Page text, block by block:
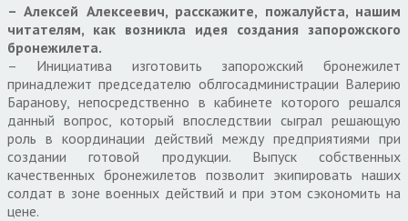
– Алексей Алексеевич, расскажите, пожалуйста, нашим
читателям, как возникла идея создания запорожского
бронежилета.
– Инициатива изготовить запорожский бронежилет
принадлежит председателю облгосадминистрации Валерию
Баранову, непосредственно в кабинете которого решался
данный вопрос, который впоследствии сыграл решающую
роль в координации действий между предприятиями при
создании готовой продукции. Выпуск собственных
качественных бронежилетов позволит экипировать наших
солдат в зоне военных действий и при этом сэкономить на
цене.